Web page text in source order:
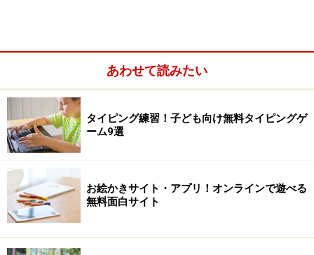
(C)2003 DigiCube PostPet TM(C)1996-2003 Sony Communication
Network Corporation
また、ある程度タイピングに慣れてくると、同じ文章ば
かりでは飽きてしまいがちですが、 子供向けの優しい単
語、文学、経済、料理まで8種類のジャンルから好みの
出題文を選択することができます。
（公式サイトからの出題文ダウンロードも準備中とのこ
と）
日本語文や計算問題を使ったタイピングレベル試験も用
あわせて読みたい
タイピング練習！子ども向け無料タイピングゲ
ーム9選
お絵かきサイト・アプリ！オンラインで遊べる
無料面白サイト